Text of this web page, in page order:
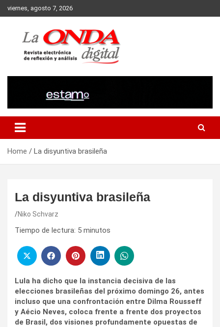
Skip
to
viernes, agosto 7, 2026
Home La disyuntiva brasileña
La disyuntiva brasileña
Niko Schvarz
Tiempo de lectura: 5 minutos
Lula ha dicho que la instancia decisiva de las
elecciones brasileñas del próximo domingo 26, antes
incluso que una confrontación entre Dilma Rousseff
y Aécio Neves, coloca frente a frente dos proyectos
de Brasil, dos visiones profundamente opuestas de